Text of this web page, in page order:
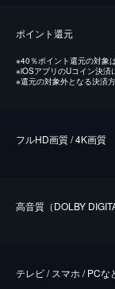
ポイント還元
※40％ポイント還元の対象
※iOSアプリのUコイン決済
※還元の対象外となる決済
フルHD画質 / 4K画質
⾼⾳質（DOLBY
テレビ / スマホ / PCな